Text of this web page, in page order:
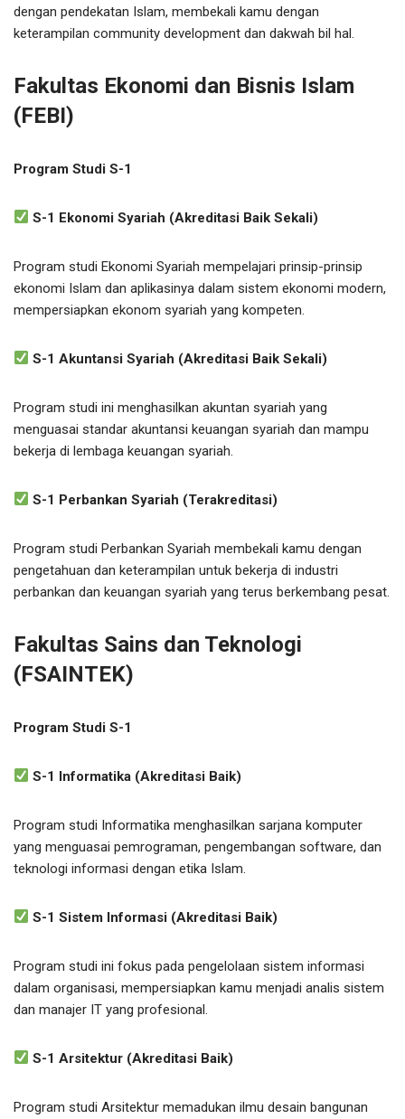
dengan pendekatan Islam, membekali kamu dengan
keterampilan community development dan dakwah bil hal.
Fakultas Ekonomi dan Bisnis Islam
(FEBI)
Program Studi S-1
S-1 Ekonomi Syariah (Akreditasi Baik Sekali)
Program studi Ekonomi Syariah mempelajari prinsip-prinsip
ekonomi Islam dan aplikasinya dalam sistem ekonomi modern,
mempersiapkan ekonom syariah yang kompeten.
S-1 Akuntansi Syariah (Akreditasi Baik Sekali)
Program studi ini menghasilkan akuntan syariah yang
menguasai standar akuntansi keuangan syariah dan mampu
bekerja di lembaga keuangan syariah.
S-1 Perbankan Syariah (Terakreditasi)
Program studi Perbankan Syariah membekali kamu dengan
pengetahuan dan keterampilan untuk bekerja di industri
perbankan dan keuangan syariah yang terus berkembang pesat.
Fakultas Sains dan Teknologi
(FSAINTEK)
Program Studi S-1
S-1 Informatika (Akreditasi Baik)
Program studi Informatika menghasilkan sarjana komputer
yang menguasai pemrograman, pengembangan software, dan
teknologi informasi dengan etika Islam.
S-1 Sistem Informasi (Akreditasi Baik)
Program studi ini fokus pada pengelolaan sistem informasi
dalam organisasi, mempersiapkan kamu menjadi analis sistem
dan manajer IT yang profesional.
S-1 Arsitektur (Akreditasi Baik)
Program studi Arsitektur memadukan ilmu desain bangunan